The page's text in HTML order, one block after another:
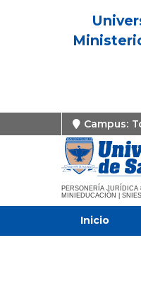
Campus:
PERSONERÍA JURÍDICA
MINIEDUCACIÓN |
Inicio